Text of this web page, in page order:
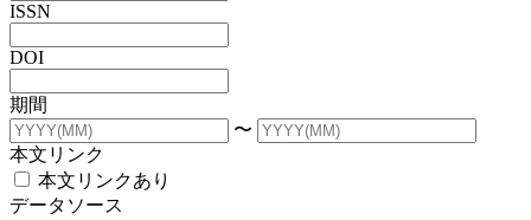
ISSN
DOI
期間
〜
本文リンク
本文リンクあり
データソース